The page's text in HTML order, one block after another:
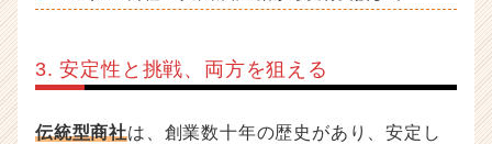
3. 安定性と挑戦、両方を狙える
伝統型商社は、創業数十年の歴史があり、安定し